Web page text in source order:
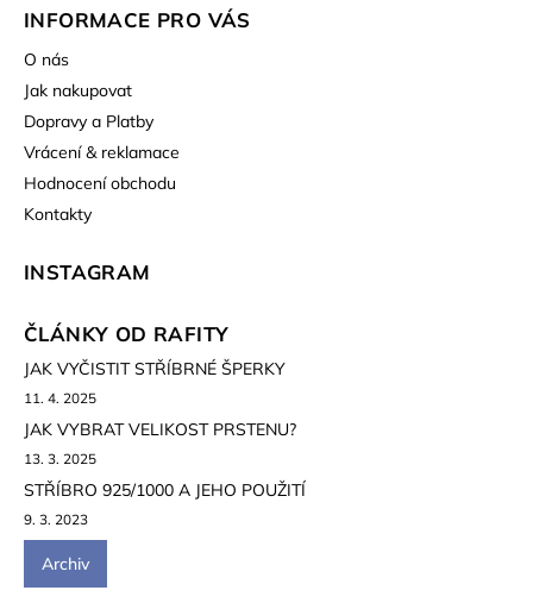
INFORMACE PRO VÁS
O nás
Jak nakupovat
Dopravy a Platby
Vrácení & reklamace
Hodnocení obchodu
Kontakty
INSTAGRAM
ČLÁNKY OD RAFITY
JAK VYČISTIT STŘÍBRNÉ ŠPERKY
11. 4. 2025
JAK VYBRAT VELIKOST PRSTENU?
13. 3. 2025
STŘÍBRO 925/1000 A JEHO POUŽITÍ
9. 3. 2023
Archiv